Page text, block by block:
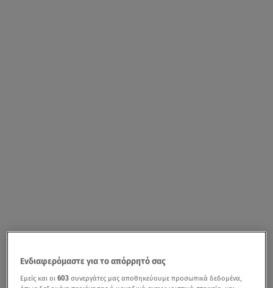
Ενδιαφερόμαστε για το απόρρητό σας
Εμείς και οι603 συνεργάτες μας αποθηκεύουμε προσωπικά δεδομένα,